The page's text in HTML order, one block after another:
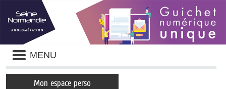
Liste
des
avertissements
MENU
Mon espace perso
Panneau de gestion des cookies